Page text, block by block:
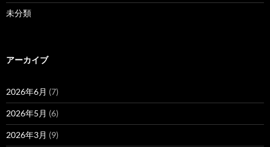
未分類
アーカイブ
2026年6月 (7)
2026年5月 (6)
2026年3月 (9)